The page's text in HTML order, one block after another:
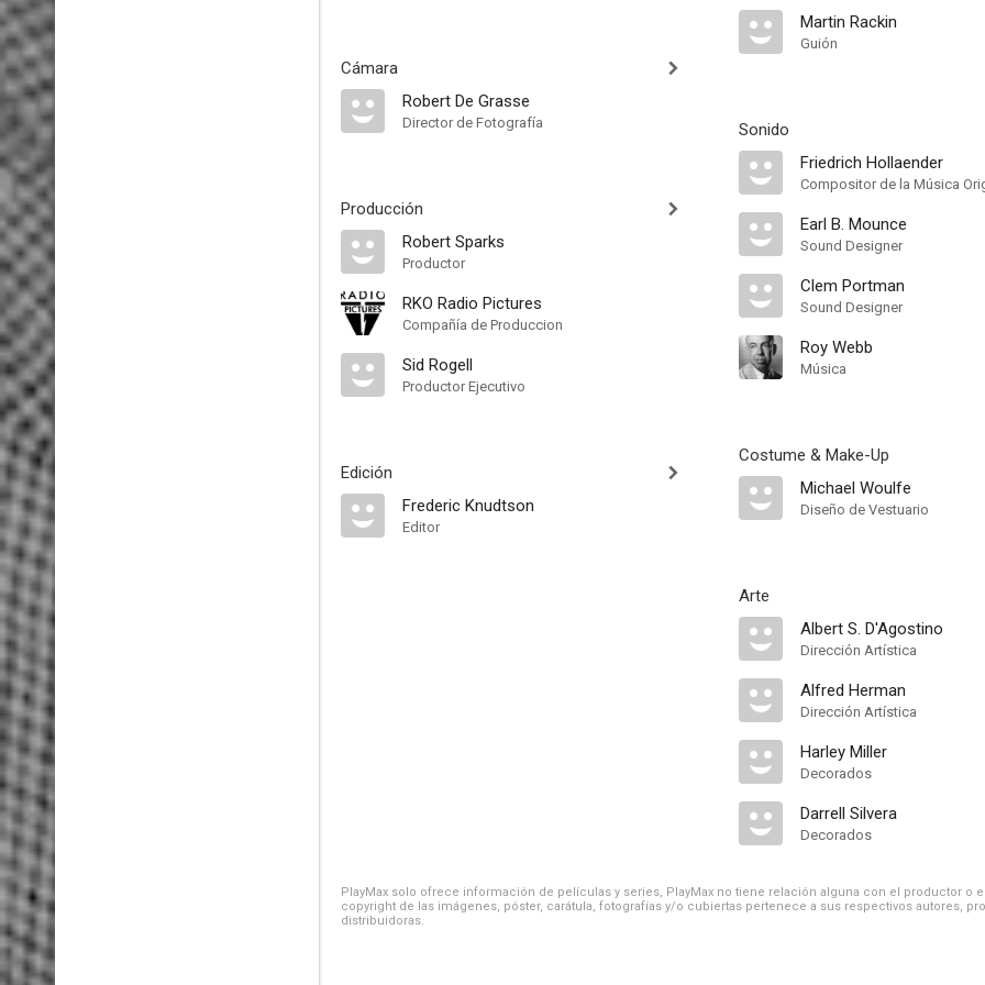
Cámara
Robert De Grasse
Director de Fotografía
Producción
Robert Sparks
Productor
RKO Radio Pictures
Compañía de Produccion
Sid Rogell
Productor Ejecutivo
Edición
Frederic Knudtson
Editor
Martin Rackin
Guión
Sonido
Friedrich Hollaender
Compositor de la Música
Earl B. Mounce
Sound Designer
Clem Portman
Sound Designer
Roy Webb
Música
Costume & Make-Up
Michael Woulfe
Diseño de Vestuario
Arte
Albert S. D'Agostino
Dirección Artística
Alfred Herman
Dirección Artística
Harley Miller
Decorados
Darrell Silvera
Decorados
PlayMax solo ofrece información de películas y series, PlayMax no tiene relación alguna con el productor o
copyright de las imágenes, póster, carátula, fotografías y/o cubiertas pertenece a sus respectivos autores,
distribuidoras.